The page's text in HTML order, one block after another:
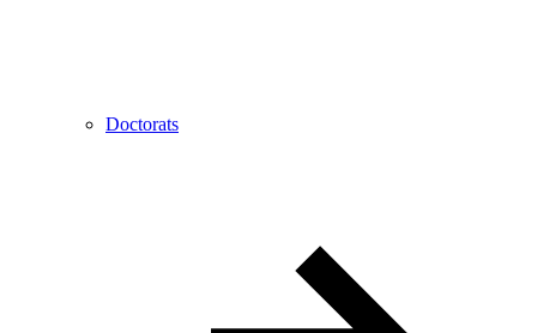
Doctorats